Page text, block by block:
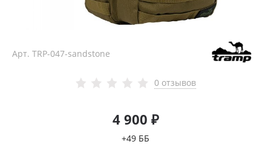
Арт. TRP-047-sandstone
0 отзывов
4 900 ₽
+49 ББ